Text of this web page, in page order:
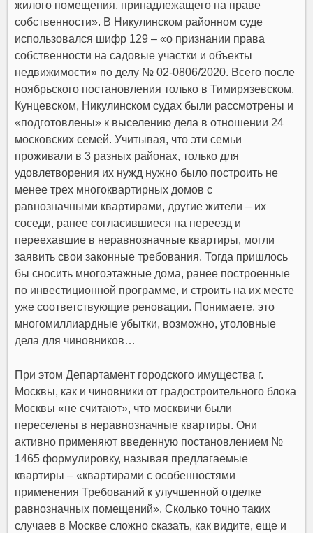
жилого помещения, принадлежащего на праве
собственности». В Никулинском районном суде
использовался шифр 129 – «о признании права
собственности на садовые участки и объекты
недвижимости» по делу № 02-0806/2020. Всего после
ноябрьского постановления только в Тимирязевском,
Кунцевском, Никулинском судах были рассмотрены и
«подготовлены» к выселению дела в отношении 24
московских семей. Учитывая, что эти семьи
проживали в 3 разных районах, только для
удовлетворения их нужд нужно было построить не
менее трех многоквартирных домов с
равнозначными квартирами, другие жители – их
соседи, ранее согласившиеся на переезд и
переехавшие в неравнозначные квартиры, могли
заявить свои законные требования. Тогда пришлось
бы сносить многоэтажные дома, ранее построенные
по инвестиционной программе, и строить на их месте
уже соответствующие реновации. Понимаете, это
многомиллиардные убытки, возможно, уголовные
дела для чиновников…
При этом Департамент городского имущества г.
Москвы, как и чиновники от градостроительного блока
Москвы «не считают», что москвичи были
переселены в неравнозначные квартиры. Они
активно применяют введенную постановлением №
1465 формулировку, называя предлагаемые
квартиры – «квартирами с особенностями
применения Требований к улучшенной отделке
равнозначных помещений». Сколько точно таких
случаев в Москве сложно сказать, как видите, еще и